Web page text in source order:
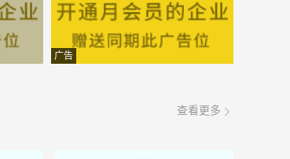
广告
查看更多